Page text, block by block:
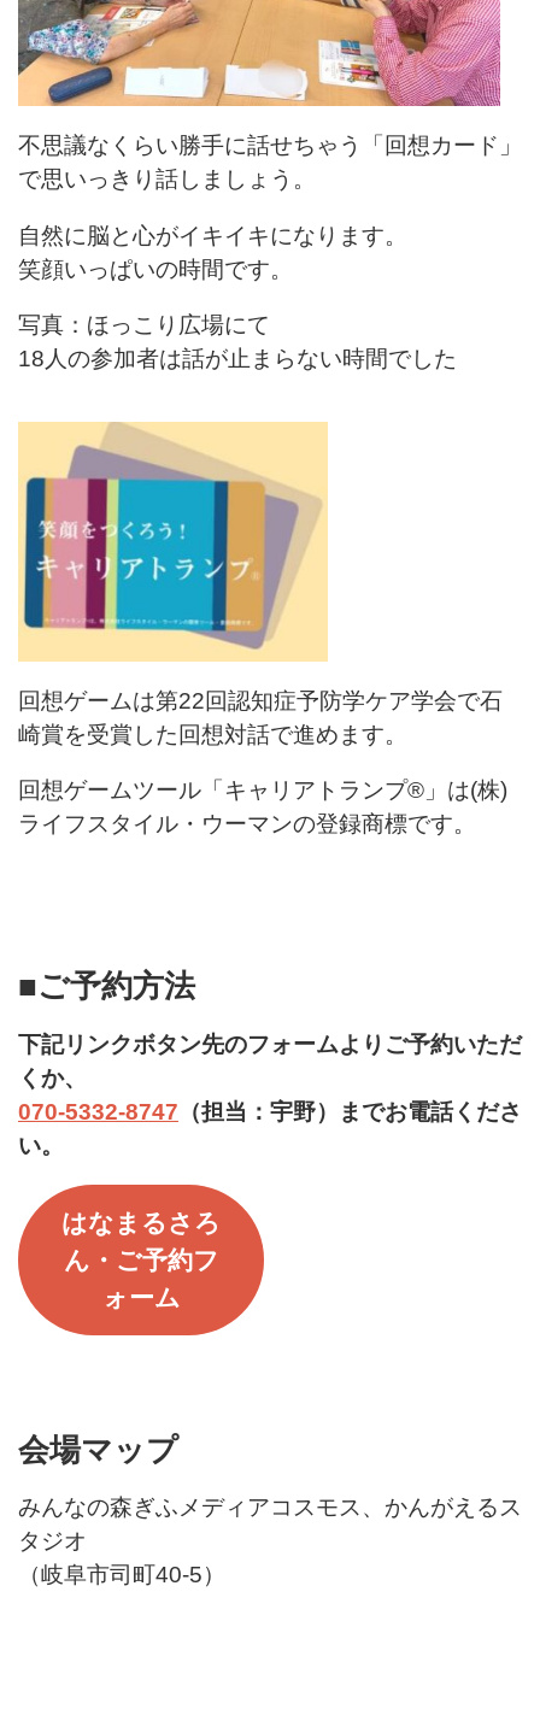
不思議なくらい勝手に話せちゃう「回想カード」
で思いっきり話しましょう。
自然に脳と心がイキイキになります。
笑顔いっぱいの時間です。
写真：ほっこり広場にて
18人の参加者は話が止まらない時間でした
回想ゲームは第22回認知症予防学ケア学会で石
崎賞を受賞した回想対話で進めます。
回想ゲームツール「キャリアトランプ®」は(株)
ライフスタイル・ウーマンの登録商標です。
■ご予約方法
下記リンクボタン先のフォームよりご予約いただ
くか、
070-5332-8747 （担当：宇野）までお電話くださ
い。
はなまるさろ
ん・ご予約フ
ォーム
会場マップ
みんなの森ぎふメディアコスモス、かんがえるス
タジオ
（岐阜市司町40-5）